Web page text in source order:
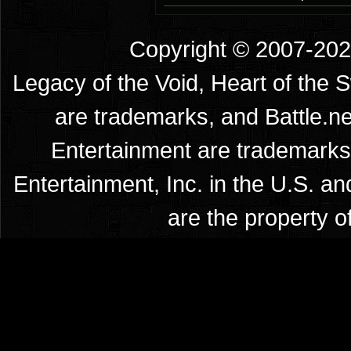
Copyright © 2007-
Legacy of the Void, Heart of the
are trademarks, and
Entertainment are
Entertainment, Inc. in the U.S.
are the property